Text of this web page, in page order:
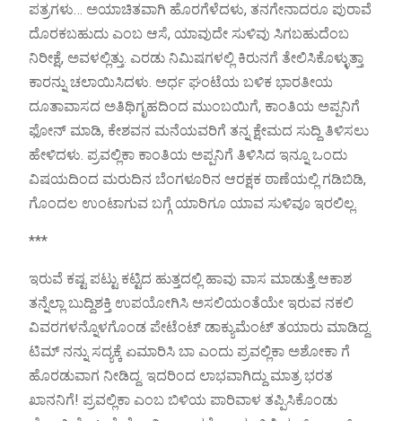
ಪತ್ರಗಳು… ಅಯಾಚಿತವಾಗಿ ಹೊರಗೆಳೆದಳು, ತನಗೇನಾದರೂ ಪುರಾವೆ
ದೊರಕಬಹುದು ಎಂಬ ಆಸೆ, ಯಾವುದೇ ಸುಳಿವು ಸಿಗಬಹುದೆಂಬ
ನಿರೀಕ್ಷೆ, ಅವಳಲ್ಲಿತ್ತು. ಎರಡು ನಿಮಿಷಗಳಲ್ಲಿ ಕಿರುನಗೆ ತೇಲಿಸಿಕೊಳ್ಳುತ್ತಾ
ಕಾರನ್ನು ಚಲಾಯಿಸಿದಳು. ಅರ್ಧ ಘಂಟೆಯ ಬಳಿಕ ಭಾರತೀಯ
ದೂತಾವಾಸದ ಅತಿಥಿಗೃಹದಿಂದ ಮುಂಬಯಿಗೆ, ಕಾಂತಿಯ ಅಪ್ಪನಿಗೆ
ಫೋನ್ ಮಾಡಿ, ಕೇಶವನ ಮನೆಯವರಿಗೆ ತನ್ನ ಕ್ಷೇಮದ ಸುದ್ದಿ ತಿಳಿಸಲು
ಹೇಳಿದಳು. ಪ್ರವಲ್ಲಿಕಾ ಕಾಂತಿಯ ಅಪ್ಪನಿಗೆ ತಿಳಿಸಿದ ಇನ್ನೂ ಒಂದು
ವಿಷಯದಿಂದ ಮರುದಿನ ಬೆಂಗಳೂರಿನ ಆರಕ್ಷಕ ಠಾಣೆಯಲ್ಲಿ ಗಡಿಬಿಡಿ,
ಗೊಂದಲ ಉಂಟಾಗುವ ಬಗ್ಗೆ ಯಾರಿಗೂ ಯಾವ ಸುಳಿವೂ ಇರಲಿಲ್ಲ.
***
ಇರುವೆ ಕಷ್ಟ ಪಟ್ಟು ಕಟ್ಟಿದ ಹುತ್ತದಲ್ಲಿ ಹಾವು ವಾಸ ಮಾಡುತ್ತೆ.ಆಕಾಶ
ತನ್ನೆಲ್ಲಾ ಬುದ್ದಿಶಕ್ತಿ ಉಪಯೋಗಿಸಿ ಅಸಲಿಯಂತೆಯೇ ಇರುವ ನಕಲಿ
ವಿವರಗಳನ್ನೊಳಗೊಂಡ ಪೇಟೆಂಟ್ ಡಾಕ್ಯುಮೆಂಟ್ ತಯಾರು ಮಾಡಿದ್ದ.
ಟಿಮ್ ನನ್ನು ಸದ್ಯಕ್ಕೆ ಏಮಾರಿಸಿ ಬಾ ಎಂದು ಪ್ರವಲ್ಲಿಕಾ ಅಶೋಕಾ ಗೆ
ಹೊರಡುವಾಗ ನೀಡಿದ್ದ. ಇದರಿಂದ ಲಾಭವಾಗಿದ್ದು ಮಾತ್ರ ಭರತ
ಖಾನನಿಗೆ! ಪ್ರವಲ್ಲಿಕಾ ಎಂಬ ಬಿಳಿಯ ಪಾರಿವಾಳ ತಪ್ಪಿಸಿಕೊಂಡು